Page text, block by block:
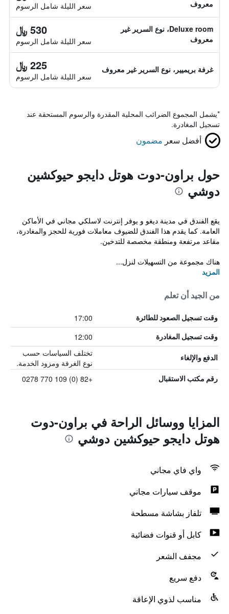
معروف سعر الليلة شامل الرسوم
Deluxe room، نوع السرير غير
معروف
530 ﷼
سعر الليلة شامل الرسوم
غرفة بريميير، نوع السرير غير معروف 225 ﷼
سعر الليلة شامل الرسوم
*يشمل المجموع الضرائب المحلية المقدرة والرسوم المستحقة عند
تسجيل المغادرة.
أفضل سعر مضمون
حول براون-دوت هوتل دايجو حيوكشين
دوشي
يقع الفندق في مدينة ديغو و يوفر إنترنت لاسلكي مجاني في الأماكن
العامة. كما يقدم هذا الفندق للضيوف معاملات فورية للحجز والمغادرة،
مقاعد مرتفعة ومنطقة مخصصة للتدخين.
هناك مجموعة من التسهيلات لنزل...
المزيد
من الجيد أن تعلم
وقت تسجيل الصعود للطائرة 17:00
وقت تسجيل المغادرة 12:00
الدفع والإلغاء
تختلف السياسات حسب
نوع الغرفة ومزود الخدمة.
رقم مكتب الاستقبال +82 (0) 109 770 0278
المزايا ووسائل الراحة في براون-دوت
هوتل دايجو حيوكشين دوشي
واي فاي مجاني
موقف سيارات مجاني
تلفاز بشاشة مسطحة
كابل أو قنوات فضائية
مجفف الشعر
دفع سريع
مناسب لذوي الإعاقة